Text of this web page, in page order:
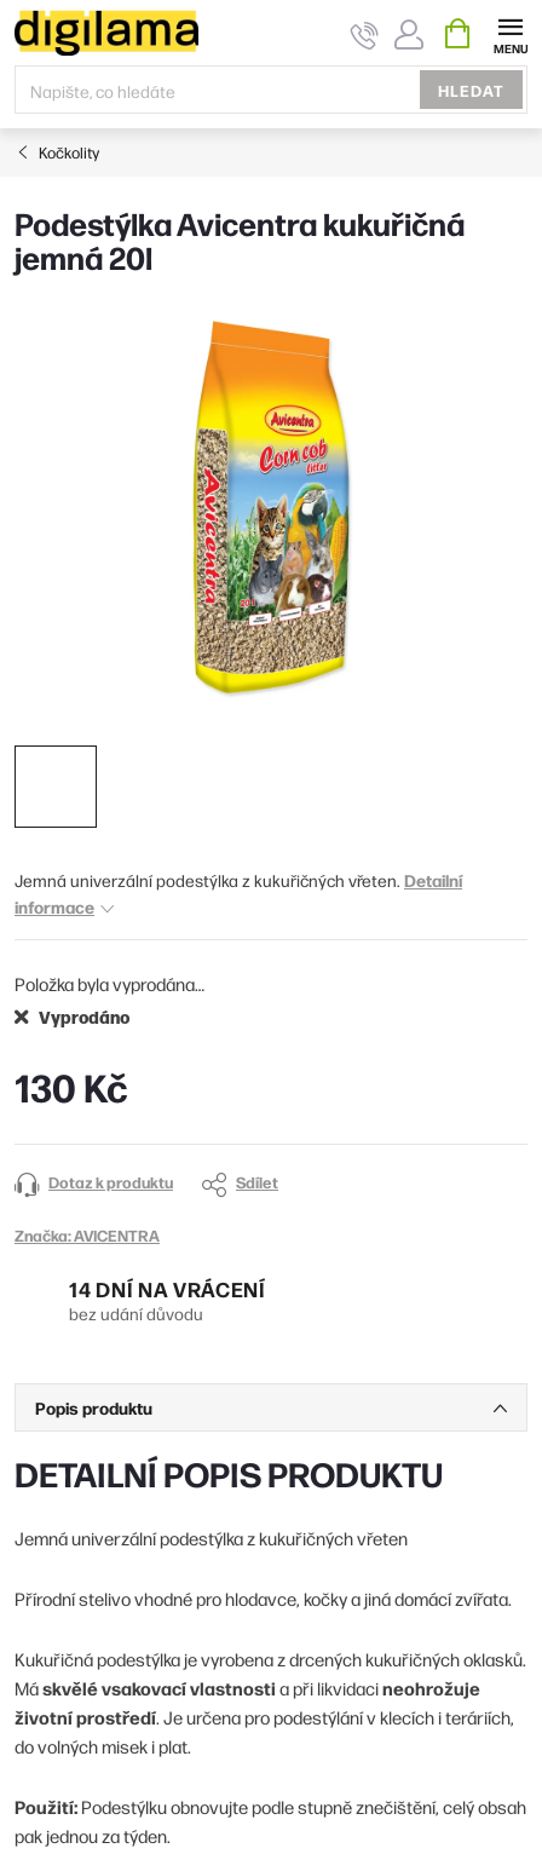
Přejít
na
obsah
HLEDAT
KOŠÍK
Kočkolity
Podestýlka Avicentra kukuřičná
jemná 20l
Jemná univerzální podestýlka z kukuřičných vřeten. Detailní
informace
Položka byla vyprodána…
Vyprodáno
130 Kč
cena:
Dotaz k produktu
Sdílet
Značka:AVICENTRA
14 DNÍ NA VRÁCENÍ
bez udání důvodu
Popis produktu
DETAILNÍ POPIS PRODUKTU
Jemná univerzální podestýlka z kukuřičných vřeten
Přírodní stelivo vhodné pro hlodavce, kočky a jiná domácí zvířata.
Kukuřičná podestýlka je vyrobena z drcených kukuřičných oklasků.
Máskvělé vsakovací vlastnosti a při likvidacineohrožuje
životní prostředí. Je určena pro podestýlání v klecích i teráriích,
do volných misek i plat.
Použití: Podestýlku obnovujte podle stupně znečištění, celý obsah
pak jednou za týden.